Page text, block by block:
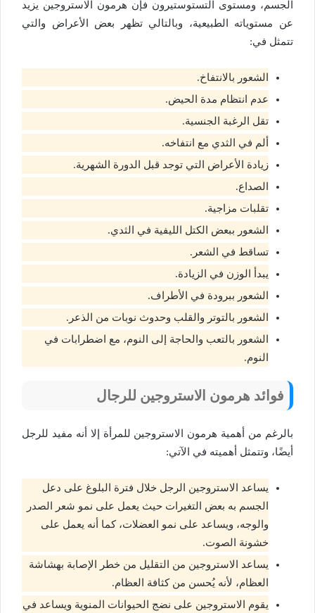
الجسم، ومستوى التستوستيرون فإن هرمون الاستروجين يزيد
عن مستوياته الطبيعية، وبالتالي تظهر بعض الأعراض والتي
تتمثل في:
الشعور بالانتفاخ.
عدم انتظام مدة الحيض.
تقل الرغبة الجنسية.
ألم في الثدي مع انتفاخه.
زيادة الأعراض التي توجد قبل الدورة الشهرية.
الصداع.
تقلبات مزاجية.
الشعور ببعض الكتل الليفية في الثدي.
تساقط في الشعر.
يبدأ الوزن في الزيادة.
الشعور ببرودة في الأطراف.
الشعور بالتوتر والقلب وحدوث نوبات من الذعر.
الشعور بالتعب والحاجة إلى النوم، مع اضطرابات في
النوم.
فوائد هرمون الاستروجين للرجال
بالرغم من أهمية هرمون الاستروجين للمرأة إلا أنه مفيد للرجل
أيضًا، وتتمثل أهميته في الآتي:
يساعد الاستروجين الرجل خلال فترة البلوغ على دعل
الجسم به بعض التغيرات حيث يعمل على نمو شعر الصدر
والوجه، ويساعد على نمو العضلات، كما أنه يعمل على
خشونة الصوت.
يساعد الاستروجين من التقليل من خطر الإصابة بهشاشة
العظام، لأنه يُحسن من كثافة العظام.
يقوم الاستروجين على نضج الحيوانات المنوية ويساعد في